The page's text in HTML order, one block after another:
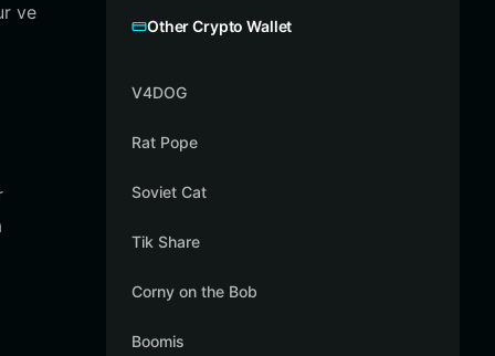
ve
Other Crypto Wallet
V4DOG
Rat Pope
Soviet Cat
Tik Share
Corny on the Bob
Boomis